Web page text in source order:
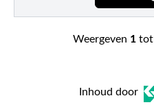
Weergeven 1tot
Inhoud door